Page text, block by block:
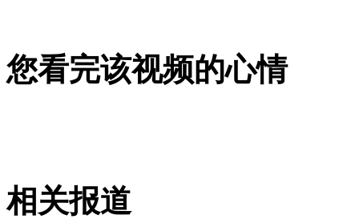
拾巨款归还失主 遇困难失主相助
您看完该视频的心情
相关报道